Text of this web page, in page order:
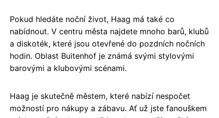
Pokud hledáte noční život, Haag má také co
nabídnout. V centru města najdete mnoho barů, klubů
a diskoték, které jsou otevřené do pozdních nočních
hodin. Oblast Buitenhof je známá svými stylovými
barovými a klubovými scénami.
Haag je skutečně městem, které nabízí nespočet
možností pro nákupy a zábavu. Ať už jste fanouškem